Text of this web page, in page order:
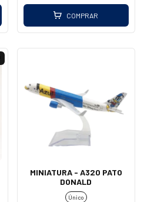
COMPRAR
MINIATURA - A320 PATO
DONALD
Único